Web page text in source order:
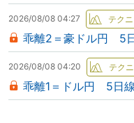
2026/08/08 04:27
乖離2＝豪ドル円 5
2026/08/08 04:20
乖離1＝ドル円 5日